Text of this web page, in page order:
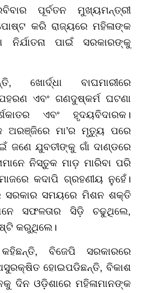
ପୂର୍ବତନ ମୁଖ୍ୟମନ୍ତ୍ରୀ
କରି ରାଜ୍ୟରେ ମହିଳାଙ୍କ
ପାଇଁ ସରକାରଙ୍କୁ
ଖୋର୍ଦ୍ଧା ବାଘମାରୀରେ
ଏବଂ ଗଣଦୁଷ୍କର୍ମ ଘଟଣା
ଏବଂ ହୃଦୟବିଦାରକ।
ଅରଞ୍ଜିରେ ମା’ର ମୃତ୍ୟୁ ପରେ
ଜଣେ ଯୁବତୀଙ୍କୁ ଗାଁ ଦାଣ୍ଡରେ
ନିସ୍ତୁକ ମାଡ଼ ମାରିବା ପରି
କଦାପି ଗ୍ରହଣୀୟ ନୁହେଁ।
ସରକାର ସମୟରେ ମିଶନ ଶକ୍ତି
ସଫଳତାର ସିଡ଼ି ଚଢୁଥିଲେ,
କରୁଥିଲେ।
ବିଜେପି ସରକାରରେ
ହୋଇପଡିଛନ୍ତି, ବିକାଶ
ଦିନ ଓଡ଼ିଶାରେ ମହିଳାମାନଙ୍କ